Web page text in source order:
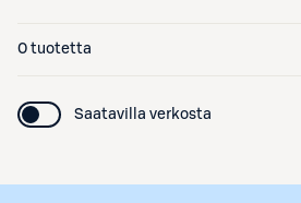
0 tuotetta
Saatavilla verkosta